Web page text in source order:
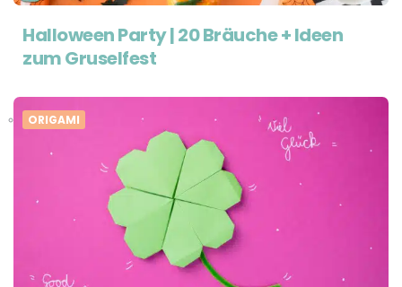
Halloween Party | 20 Bräuche + Ideen
zum Gruselfest
ORIGAMI